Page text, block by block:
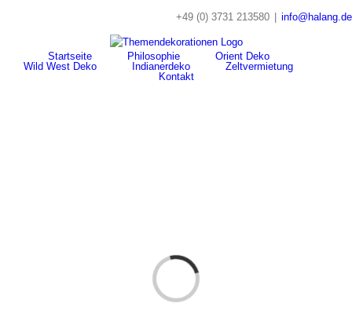
+49 (0) 3731 213580 info@halang.de
Startseite Philosophie
Orient Deko
Wild West Deko
Indianerdeko
Zeltvermietung
Kontakt
Loading...